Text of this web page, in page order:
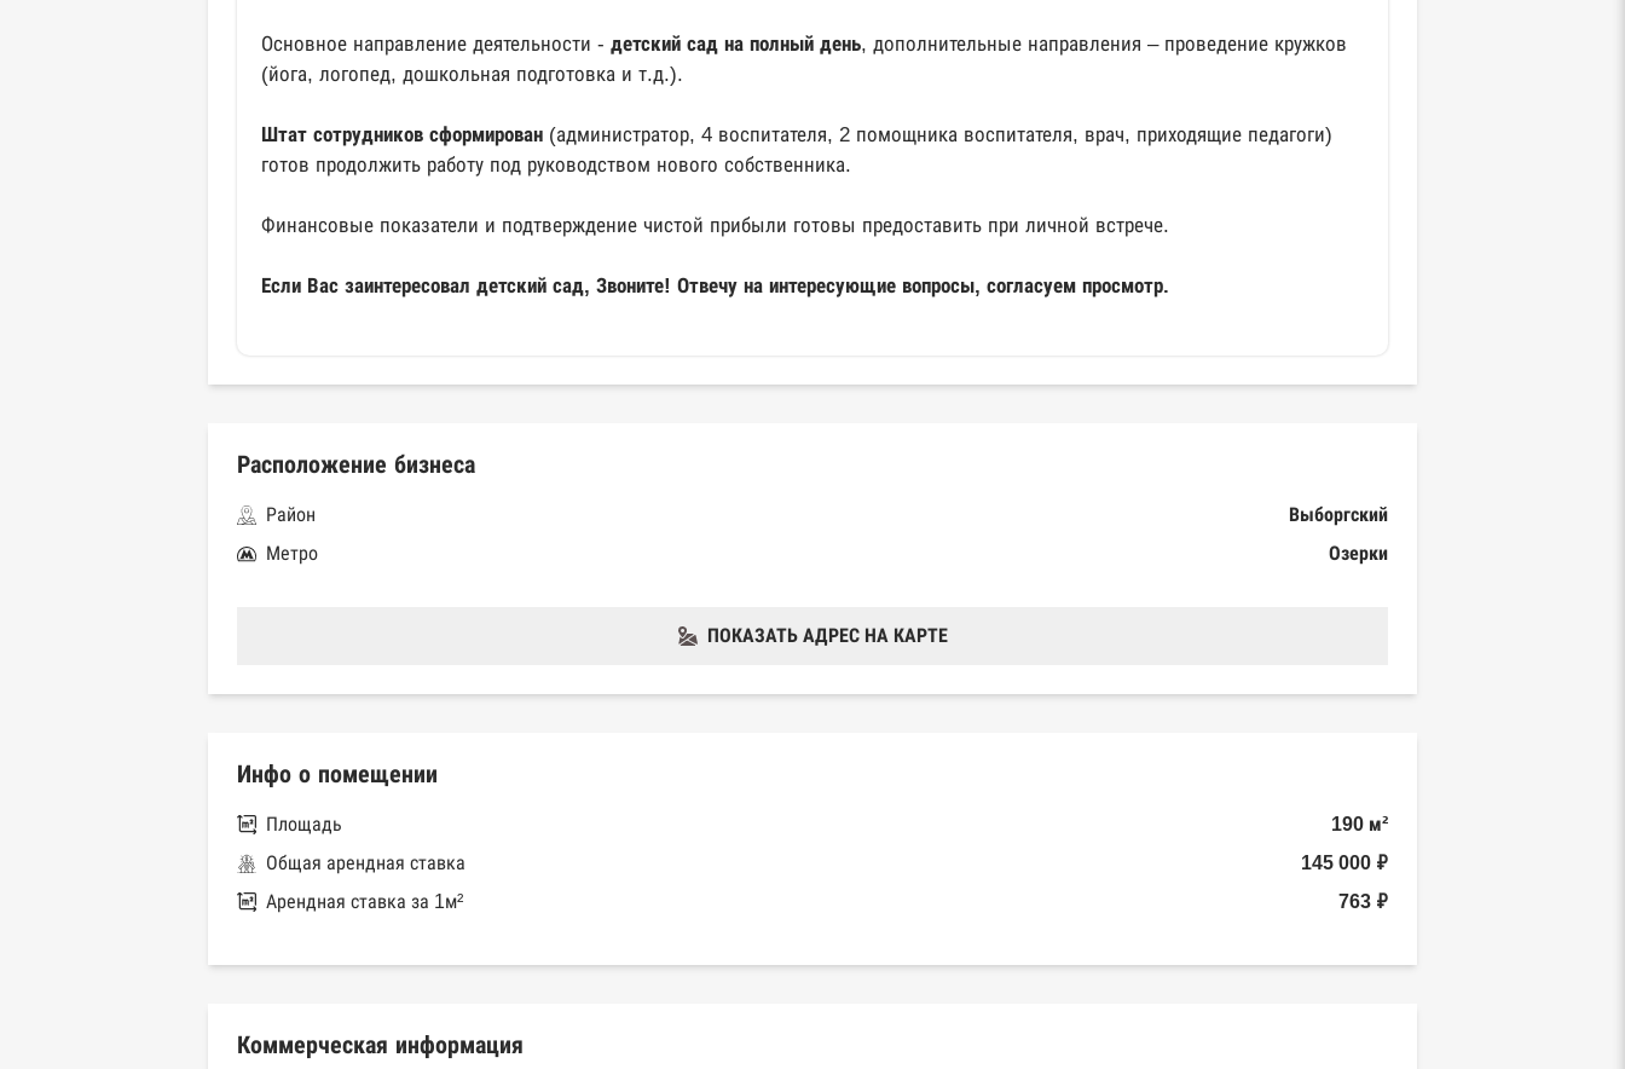
Основное направление деятельности - детский сад на полный день, дополнительные направления – проведение кружков
(йога, логопед, дошкольная подготовка и т.д.).
Штат сотрудников сформирован (администратор, 4 воспитателя, 2 помощника воспитателя, врач, приходящие педагоги)
готов продолжить работу под руководством нового собственника.
Финансовые показатели и подтверждение чистой прибыли готовы предоставить при личной встрече.
Если Вас заинтересовал детский сад, Звоните! Отвечу на интересующие вопросы, согласуем просмотр.
Расположение бизнеса
Район
Выборгский
Метро
Озерки
ПОКАЗАТЬ АДРЕС НА КАРТЕ
Инфо о помещении
Площадь
190 м²
Общая арендная ставка
145 000 ₽
Арендная ставка за 1м²
763 ₽
Коммерческая информация